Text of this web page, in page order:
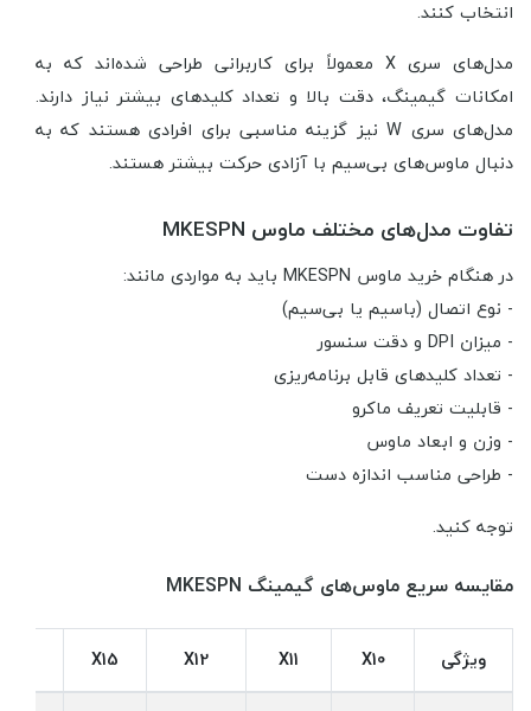
انتخاب کنند.
مدل‌های سری X معمولاً برای کاربرانی طراحی شده‌اند که به
امکانات گیمینگ، دقت بالا و تعداد کلیدهای بیشتر نیاز دارند.
مدل‌های سری W نیز گزینه مناسبی برای افرادی هستند که به
دنبال ماوس‌های بی‌سیم با آزادی حرکت بیشتر هستند.
تفاوت مدل‌های مختلف ماوس MKESPN
در هنگام خرید ماوس MKESPN باید به مواردی مانند:
- نوع اتصال (باسیم یا بی‌سیم)
- میزان DPI و دقت سنسور
- تعداد کلیدهای قابل برنامه‌ریزی
- قابلیت تعریف ماکرو
- وزن و ابعاد ماوس
- طراحی مناسب اندازه دست
توجه کنید.
مقایسه سریع ماوس‌های گیمینگ MKESPN
ویژگی X10
X11
X12
X15